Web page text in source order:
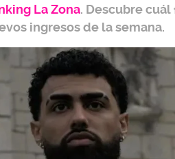
La Zona. Descubre cuál
ingresos de la semana.